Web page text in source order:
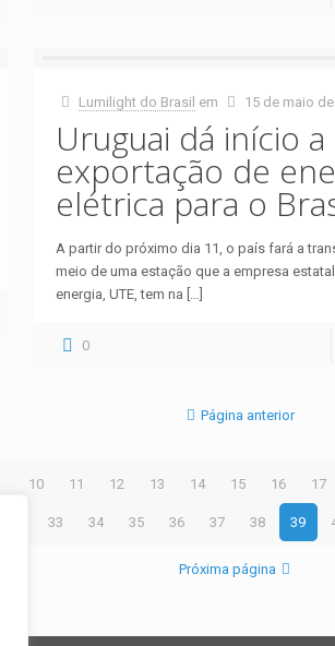
Lumilight do Brasil em 15 de maio
Uruguai dá início a
exportação de
elétrica para o
A partir do próximo dia 11, o país fará a
meio de uma estação que a empresa
energia, UTE, tem na […]
0
Página anterior
10 11 12 13 14 15 16 17
33 34 35 36 37 38 39
Próxima página